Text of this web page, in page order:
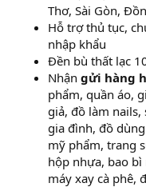
Thơ, Sài Gòn,
Hỗ trợ thủ tục,
nhập khẩu
Đền bù thất lạc
Nhận gửi hàng
phẩm, quần áo,
giả, đồ làm nails,
gia đình, đồ
mỹ phẩm, trang
hộp nhựa, bao
máy xay cà phê,